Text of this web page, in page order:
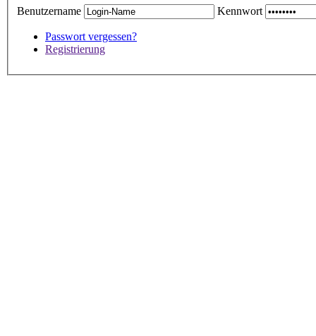
Benutzername
Kennwort
Passwort vergessen?
Registrierung